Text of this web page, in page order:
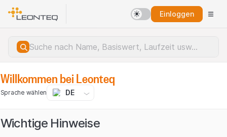
Einloggen
Willkommen bei Leonteq
Sprache wählen DE
Wichtige Hinweise